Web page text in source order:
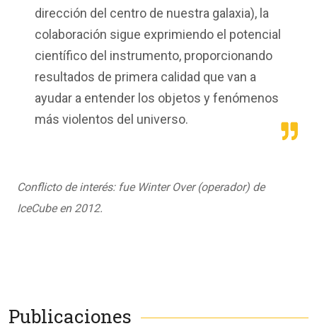
dirección del centro de nuestra galaxia), la
colaboración sigue exprimiendo el potencial
científico del instrumento, proporcionando
resultados de primera calidad que van a
ayudar a entender los objetos y fenómenos
más violentos del universo.
Conflicto de interés: fue Winter Over (operador) de
IceCube en 2012.
Publicaciones